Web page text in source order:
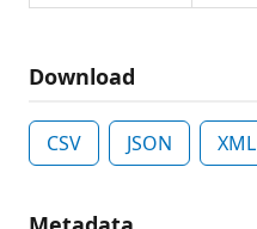
Download
CSV JSON XML